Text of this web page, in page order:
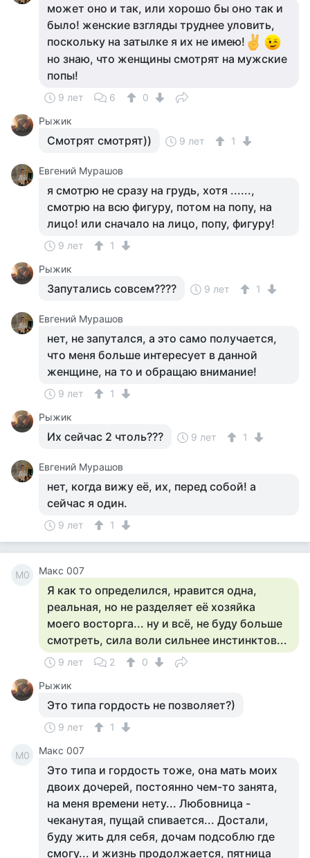
может оно и так, или хорошо бы оно так и
было! женские взгляды труднее уловить,
поскольку на затылке я их не имею!
но знаю, что женщины смотрят на мужские
попы!
9 лет 6
0
Рыжик
Смотрят смотрят)) 9 лет 1
Евгений Мурашов
я смотрю не сразу на грудь, хотя ......,
смотрю на всю фигуру, потом на попу, на
лицо! или сначало на лицо, попу, фигуру!
9 лет
1
Рыжик
Запутались совсем???? 9 лет 1
Евгений Мурашов
нет, не запутался, а это само получается,
что меня больше интересует в данной
женщине, на то и обращаю внимание!
9 лет
1
Рыжик
Их сейчас 2 чтоль??? 9 лет 1
Евгений Мурашов
нет, когда вижу её, их, перед собой! а
сейчас я один.
9 лет 1
М0 Макс 007
Я как то определился, нравится одна,
реальная, но не разделяет её хозяйка
моего восторга... ну и всё, не буду больше
смотреть, сила воли сильнее инстинктов...
9 лет 2
0
Рыжик
Это типа гордость не позволяет?)
9 лет 1
М0 Макс 007
Это типа и гордость тоже, она мать моих
двоих дочерей, постоянно чем-то занята,
на меня времени нету... Любовница -
чеканутая, пущай спивается... Достали,
буду жить для себя, дочам подсоблю где
смогу... и жизнь продолжается, пятница